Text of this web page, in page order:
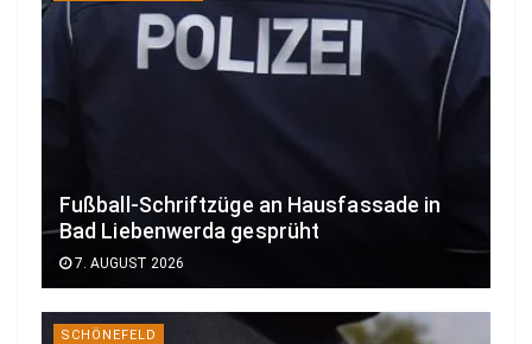
Fußball-Schriftzüge an Hausfassade in
Bad Liebenwerda gesprüht
7. AUGUST 2026
SCHÖNEFELD